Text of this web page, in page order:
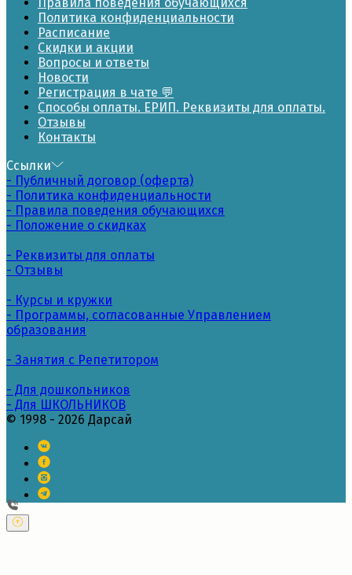
Политика конфиденциальности
Расписание
Скидки и акции
Вопросы и ответы
Новости
Регистрация в чате 💬
Способы оплаты. ЕРИП. Реквизиты для оплаты.
Отзывы
Контакты
Ссылки
- Публичный договор (оферта)
- Политика конфиденциальности
- Правила поведения обучающихся
- Положение о скидках
- Реквизиты для оплаты
- Отзывы
- Курсы и кружки
- Программы, согласованные Управлением
образования
- Занятия с Репетитором
- Для дошкольников
- Для ШКОЛЬНИКОВ
© 1998 - 2026 Дарсай